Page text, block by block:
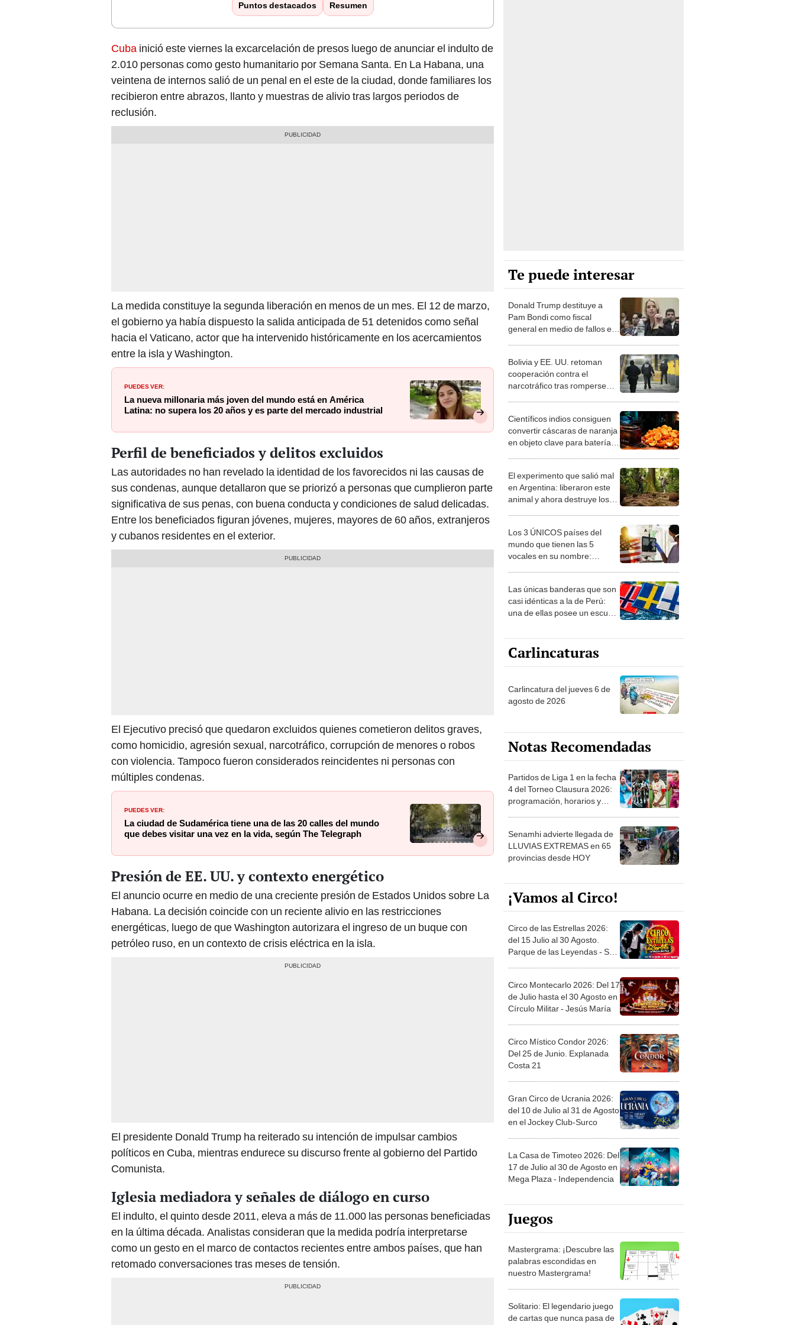
Puntos destacados Resumen
Cuba inició este viernes la excarcelación de presos luego de anunciar el indulto de
2.010 personas como gesto humanitario por Semana Santa. En La Habana, una
veintena de internos salió de un penal en el este de la ciudad, donde familiares los
recibieron entre abrazos, llanto y muestras de alivio tras largos periodos de
reclusión.
La medida constituye la segunda liberación en menos de un mes. El 12 de marzo,
el gobierno ya había dispuesto la salida anticipada de 51 detenidos como señal
hacia el Vaticano, actor que ha intervenido históricamente en los acercamientos
entre la isla y Washington.
PUEDES VER:
La nueva millonaria más joven del mundo está en América
Latina: no supera los 20 años y es parte del mercado industrial
Perfil de beneficiados y delitos excluidos
Las autoridades no han revelado la identidad de los favorecidos ni las causas de
sus condenas, aunque detallaron que se priorizó a personas que cumplieron parte
significativa de sus penas, con buena conducta y condiciones de salud delicadas.
Entre los beneficiados figuran jóvenes, mujeres, mayores de 60 años, extranjeros
y cubanos residentes en el exterior.
El Ejecutivo precisó que quedaron excluidos quienes cometieron delitos graves,
como homicidio, agresión sexual, narcotráfico, corrupción de menores o robos
con violencia. Tampoco fueron considerados reincidentes ni personas con
múltiples condenas.
PUEDES VER:
La ciudad de Sudamérica tiene una de las 20 calles del mundo
que debes visitar una vez en la vida, según The Telegraph
Presión de EE. UU. y contexto energético
El anuncio ocurre en medio de una creciente presión de Estados Unidos sobre La
Habana. La decisión coincide con un reciente alivio en las restricciones
energéticas, luego de que Washington autorizara el ingreso de un buque con
petróleo ruso, en un contexto de crisis eléctrica en la isla.
El presidente Donald Trump ha reiterado su intención de impulsar cambios
políticos en Cuba, mientras endurece su discurso frente al gobierno del Partido
Comunista.
Iglesia mediadora y señales de diálogo en curso
El indulto, el quinto desde 2011, eleva a más de 11.000 las personas beneficiadas
en la última década. Analistas consideran que la medida podría interpretarse
como un gesto en el marco de contactos recientes entre ambos países, que han
retomado conversaciones tras meses de tensión.
Te puede interesar
Donald Trump destituye a
Pam Bondi como fiscal
general en medio de fallos en
Bolivia y EE. UU. retoman
cooperación contra el
narcotráfico tras romperse
Científicos indios consiguen
convertir cáscaras de naranja
en objeto clave para baterías
El experimento que salió mal
en Argentina: liberaron este
animal y ahora destruye los
Los 3 ÚNICOS países del
mundo que tienen las 5
vocales en su nombre:
Las únicas banderas que son
casi idénticas a la de Perú:
una de ellas posee un escudo
Carlincaturas
Carlincatura del jueves 6 de
agosto de 2026
Notas Recomendadas
Partidos de Liga 1 en la fecha
4 del Torneo Clausura 2026:
programación, horarios y
Senamhi advierte llegada de
LLUVIAS EXTREMAS en 65
provincias desde HOY
¡Vamos al Circo!
Circo de las Estrellas 2026:
del 15 Julio al 30 Agosto.
Parque de las Leyendas - San
Circo Montecarlo 2026: Del 17
de Julio hasta el 30 Agosto en
Círculo Militar - Jesús María
Circo Místico Condor 2026:
Del 25 de Junio. Explanada
Costa 21
Gran Circo de Ucrania 2026:
del 10 de Julio al 31 de Agosto
en el Jockey Club-Surco
La Casa de Timoteo 2026: Del
17 de Julio al 30 de Agosto en
Mega Plaza - Independencia
Juegos
Mastergrama: ¡Descubre las
palabras escondidas en
nuestro Mastergrama!
Solitario: El legendario juego
de cartas que nunca pasa de